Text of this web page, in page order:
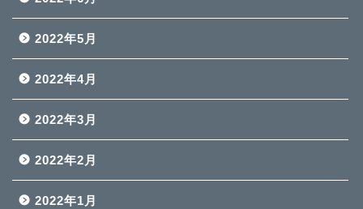
2022年5月
2022年4月
2022年3月
2022年2月
2022年1月